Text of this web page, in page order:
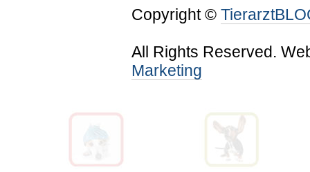
Copyright ©
All Rights Reserved.
Marketing